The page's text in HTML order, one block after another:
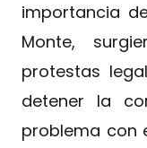
importancia
Monte,
protestas
detener la
problema con